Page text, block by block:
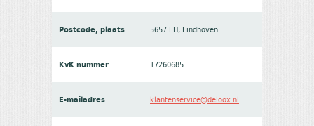
Postcode, plaats 5657 EH, Eindhoven
KvK nummer 17260685
E-mailadres klantenservice@deloox.nl